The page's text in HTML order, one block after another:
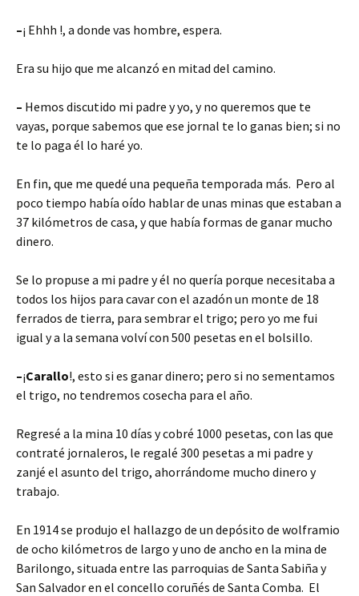
–¡ Ehhh !, a donde vas hombre, espera.
Era su hijo que me alcanzó en mitad del camino.
– Hemos discutido mi padre y yo, y no queremos que te
vayas, porque sabemos que ese jornal te lo ganas bien; si no
te lo paga él lo haré yo.
En fin, que me quedé una pequeña temporada más. Pero al
poco tiempo había oído hablar de unas minas que estaban a
37 kilómetros de casa, y que había formas de ganar mucho
dinero.
Se lo propuse a mi padre y él no quería porque necesitaba a
todos los hijos para cavar con el azadón un monte de 18
ferrados de tierra, para sembrar el trigo; pero yo me fui
igual y a la semana volví con 500 pesetas en el bolsillo.
–¡Carallo!, esto si es ganar dinero; pero si no sementamos
el trigo, no tendremos cosecha para el año.
Regresé a la mina 10 días y cobré 1000 pesetas, con las que
contraté jornaleros, le regalé 300 pesetas a mi padre y
zanjé el asunto del trigo, ahorrándome mucho dinero y
trabajo.
En 1914 se produjo el hallazgo de un depósito de wolframio
de ocho kilómetros de largo y uno de ancho en la mina de
Barilongo, situada entre las parroquias de Santa Sabiña y
San Salvador en el concello coruñés de Santa Comba. El